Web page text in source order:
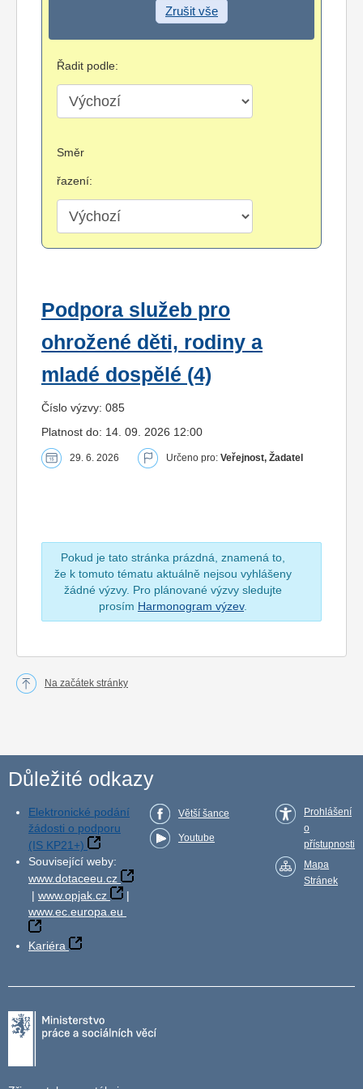
Zrušit vše
Řadit podle:
Směr
řazení:
Podpora služeb pro
ohrožené děti, rodiny a
mladé dospělé (4)
Číslo výzvy: 085
Platnost do: 14. 09. 2026 12:00
29. 6. 2026 Určeno pro: Veřejnost, Žadatel
Pokud je tato stránka prázdná, znamená to,
že k tomuto tématu aktuálně nejsou vyhlášeny
žádné výzvy. Pro plánované výzvy sledujte
prosím Harmonogram výzev.
Na začátek stránky
Důležité odkazy
Elektronické podání
žádosti o podporu
(IS KP21+)
Související weby:
www.dotaceeu.cz
| www.opjak.cz
|
www.ec.europa.eu
Kariéra
Větší šance
Youtube
Prohlášení
o
přístupnosti
Mapa
Stránek